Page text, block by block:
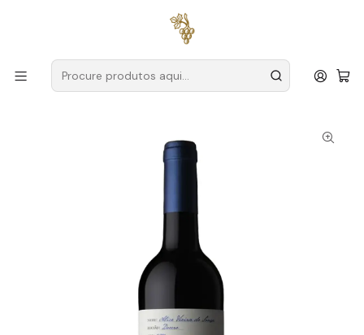
para encomendas a partir de
Produtores Douro
Vieira de Sousa
Vieira de Sousa ALICE Reserva 2022 Douro Tinto 75cl